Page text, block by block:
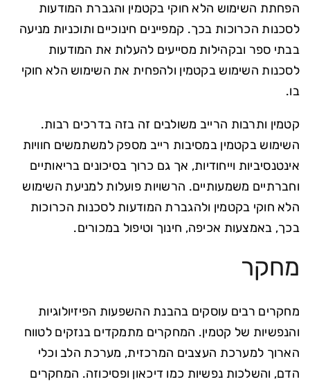
הפחתת השימוש הלא חוקי בקטמין והגברת המודעות
לסכנות הכרוכות בכך. קמפיינים חינוכיים ותוכניות מניעה
בבתי ספר ובקהילות מסייעים להעלות את המודעות
לסכנות השימוש בקטמין ולהפחית את השימוש הלא חוקי
בו.
קטמין ותרבות הרייב משולבים זה בזה בדרכים רבות.
השימוש בקטמין במסיבות רייב מספק למשתמשים חוויות
אינטנסיביות וייחודיות, אך גם כרוך בסיכונים בריאותיים
וחברתיים משמעותיים. הרשויות פועלות למניעת השימוש
הלא חוקי בקטמין ולהגברת המודעות לסכנות הכרוכות
בכך, באמצעות אכיפה, חינוך וטיפול במכורים.
מחקר
מחקרים רבים עוסקים בהבנת ההשפעות הפיזיולוגיות
והנפשיות של קטמין. המחקרים מתמקדים בנזקים לטווח
הארוך למערכת העצבים המרכזית, מערכת הלב וכלי
הדם, והשלכות נפשיות כמו דיכאון ופסיכוזה. המחקרים